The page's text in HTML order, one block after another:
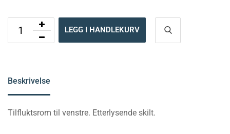
LEGG I HANDLEKURV
Beskrivelse
Tilfluktsrom til venstre. Etterlysende skilt.